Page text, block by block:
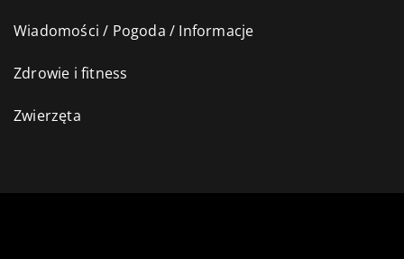
Wiadomości / Pogoda / Informacje
Zdrowie i fitness
Zwierzęta